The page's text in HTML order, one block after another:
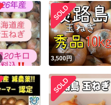
3,500円